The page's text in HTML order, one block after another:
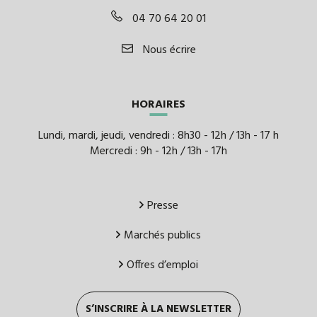
04 70 64 20 01
Nous écrire
HORAIRES
Lundi, mardi, jeudi, vendredi : 8h30 - 12h / 13h - 17 h
Mercredi : 9h - 12h / 13h - 17h
Presse
Marchés publics
Offres d’emploi
S’INSCRIRE À LA NEWSLETTER